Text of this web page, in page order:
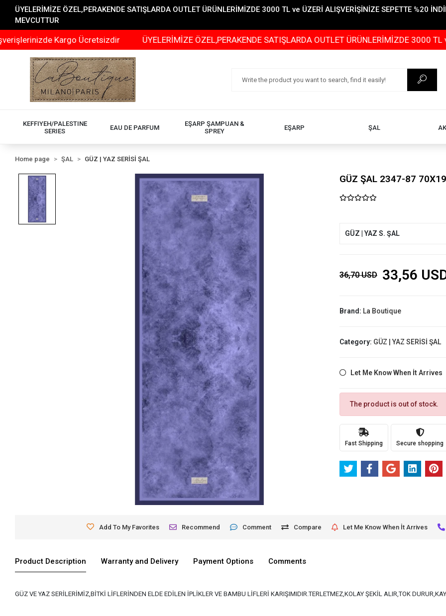
ÜYELERİMİZE ÖZEL,PERAKENDE SATIŞLARDA OUTLET ÜRÜNLERİMİZDE 3000 TL ve ÜZERİ ALIŞVERİŞİNİZE SEPETTE %20
MEVCUTTUR
Kargo Ücretsizdir ÜYELERİMİZE ÖZEL,PERAKENDE SATIŞLARDA OUTLET ÜRÜNLERİMİZDE 3000 TL ve
KEFFIYEH/PALESTINE
SERIES
EAU DE PARFUM
EŞARP ŞAMPUAN &
SPREY
EŞARP ŞAL
Home page ŞAL GÜZ | YAZ SERİSİ ŞAL
GÜZ ŞAL 2347-87
GÜZ | YAZ S. ŞAL
36,70 USD 33,56
Brand: La Boutique
Category: GÜZ | YAZ SERİSİ ŞAL
Let Me Know When İt Arrives
The product is out of stock.
Fast Shipping Secure shopping
Add To My Favorites Recommend Comment Compare Let Me Know When İt Arrives
Product Description Warranty and Delivery Payment Options Comments
GÜZ VE YAZ SERİLERİMİZ,BİTKİ LİFLERİNDEN ELDE EDİLEN İPLİKLER VE BAMBU LİFLERİ KARIŞIMIDIR.TERLETMEZ,KOLAY ŞEKİL ALIR,TOK